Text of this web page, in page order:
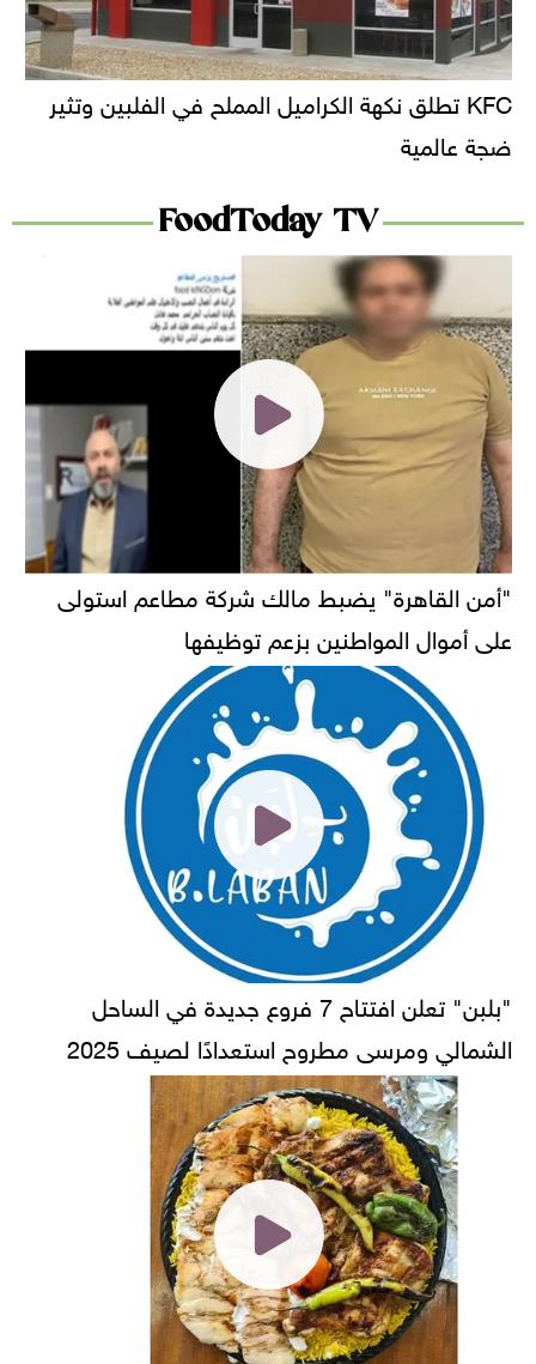
KFC تطلق نكهة الكراميل المملح في الفلبين وتثير
ضجة عالمية
FoodToday TV
"أمن القاهرة" يضبط مالك شركة مطاعم استولى
على أموال المواطنين بزعم توظيفها
"بلبن" تعلن افتتاح 7 فروع جديدة في الساحل
الشمالي ومرسى مطروح استعدادًا لصيف 2025